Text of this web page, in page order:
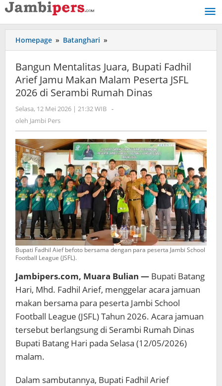
Lewati
ke
konten
Homepage » Batanghari »
Mentalitas
Bupati
Fadhil
Arief
Makan
Peserta
JSFL
2026
di
Serambi
Rumah
Dinas
Bangun Mentalitas Juara, Bupati Fadhil
Arief Jamu Makan Malam Peserta JSFL
2026 di Serambi Rumah Dinas
Selasa, 12 Mei 2026 | 21:32 WIB oleh
-
oleh Jambi Pers
Bupati Fadhil Aief befoto bersama dengan para peserta Jambi School
Football League (JSFL).
Jambipers.com, Muara Bulian — Bupati Batang
Hari, Mhd. Fadhil Arief, menggelar acara jamuan
makan bersama para peserta Jambi School
Football League (JSFL) Tahun 2026. Acara jamuan
tersebut berlangsung di Serambi Rumah Dinas
Bupati Batang Hari pada Selasa (12/05/2026)
malam.
Dalam sambutannya, Bupati Fadhil Arief